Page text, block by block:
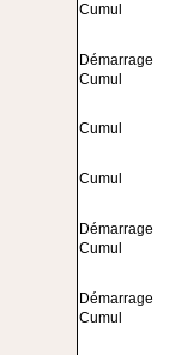
Cumul
Démarrage
Cumul
Cumul
Cumul
Démarrage
Cumul
Démarrage
Cumul